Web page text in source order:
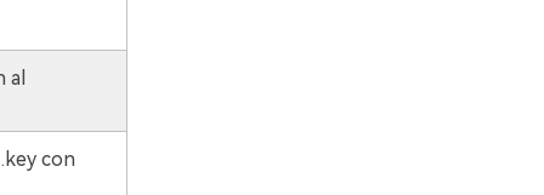
al
con